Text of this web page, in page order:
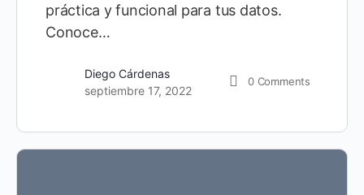
práctica y funcional para tus datos.
Conoce…
Diego Cárdenas
septiembre 17, 2022
0 Comments